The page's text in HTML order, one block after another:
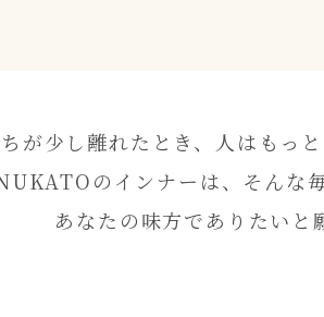
が少し離れたとき、人はもっ
のインナーは、そんな
あなたの味方でありたいと